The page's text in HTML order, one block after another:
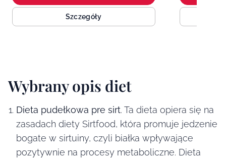
Szczegóły
Wybrany opis diet
Dieta pudełkowa pre sirt. Ta dieta opiera się na
zasadach diety Sirtfood, która promuje jedzenie
bogate w sirtuiny, czyli białka wpływające
pozytywnie na procesy metaboliczne. Dieta